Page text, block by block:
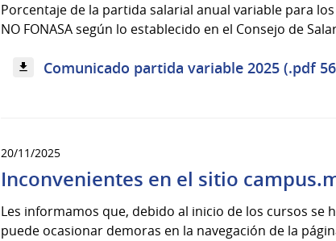
Porcentaje de la partida salarial anual variable para
NO FONASA según lo establecido en el Consejo de
Comunicado partida variable 2025 (.pdf
20/11/2025
Inconvenientes en el sitio
Les informamos que, debido al inicio de los cursos
puede ocasionar demoras en la navegación de la